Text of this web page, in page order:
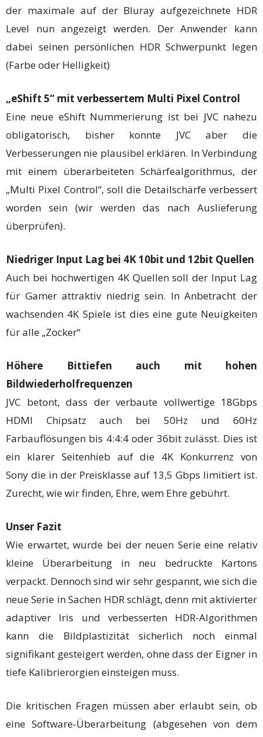
der maximale auf der Bluray aufgezeichnete HDR
Level nun angezeigt werden. Der Anwender kann
dabei seinen persönlichen HDR Schwerpunkt legen
(Farbe oder Helligkeit)
„eShift 5“ mit verbessertem Multi Pixel Control
Eine neue eShift Nummerierung ist bei JVC nahezu
obligatorisch, bisher konnte JVC aber die
Verbesserungen nie plausibel erklären. In Verbindung
mit einem überarbeiteten Schärfealgorithmus, der
„Multi Pixel Control“, soll die Detailschärfe verbessert
worden sein (wir werden das nach Auslieferung
überprüfen).
Niedriger Input Lag bei 4K 10bit und 12bit Quellen
Auch bei hochwertigen 4K Quellen soll der Input Lag
für Gamer attraktiv niedrig sein. In Anbetracht der
wachsenden 4K Spiele ist dies eine gute Neuigkeiten
für alle „Zocker“
Höhere Bittiefen auch mit hohen
Bildwiederholfrequenzen
JVC betont, dass der verbaute vollwertige 18Gbps
HDMI Chipsatz auch bei 50Hz und 60Hz
Farbauflösungen bis 4:4:4 oder 36bit zulässt. Dies ist
ein klarer Seitenhieb auf die 4K Konkurrenz von
Sony die in der Preisklasse auf 13,5 Gbps limitiert ist.
Zurecht, wie wir finden, Ehre, wem Ehre gebührt.
Unser Fazit
Wie erwartet, wurde bei der neuen Serie eine relativ
kleine Überarbeitung in neu bedruckte Kartons
verpackt. Dennoch sind wir sehr gespannt, wie sich die
neue Serie in Sachen HDR schlägt, denn mit aktivierter
adaptiver Iris und verbesserten HDR-Algorithmen
kann die Bildplastizität sicherlich noch einmal
signifikant gesteigert werden, ohne dass der Eigner in
tiefe Kalibrierorgien einsteigen muss.
Die kritischen Fragen müssen aber erlaubt sein, ob
eine Software-Überarbeitung (abgesehen von dem